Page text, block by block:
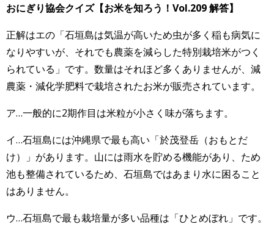
おにぎり協会クイズ【お米を知ろう！Vol.209 解答】
正解はエの「石垣島は気温が高いため虫が多く稲も病気に
なりやすいが、それでも農薬を減らした特別栽培米がつく
られている」です。数量はそれほど多くありませんが、減
農薬・減化学肥料で栽培されたお米が販売されています。
ア…一般的に2期作目は米粒が小さく味が落ちます。
イ…石垣島には沖縄県で最も高い「於茂登岳（おもとだ
け）」があります。山には雨水を貯める機能があり、ため
池も整備されているため、石垣島ではあまり水に困ること
はありません。
ウ…石垣島で最も栽培量が多い品種は「ひとめぼれ」です。